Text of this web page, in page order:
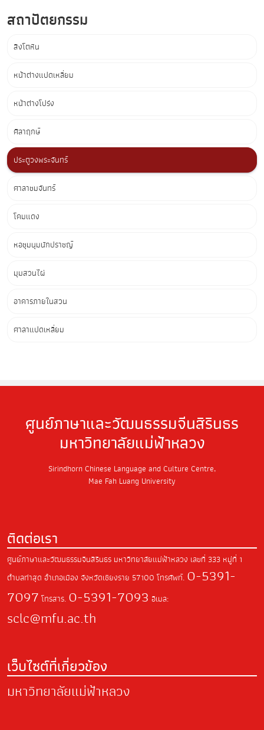
สถาปัตยกรรม
สิงโตหิน
หน้าต่างแปดเหลี่ยม
หน้าต่างโปร่ง
ศิลาฤกษ์
ประตูวงพระจันทร์
ศาลาชมจันทร์
โคมแดง
หอชุมนุมนักปราชญ์
มุมสวนไผ่
อาคารภายในสวน
ศาลาแปดเหลี่ยม
ศูนย์ภาษาและวัฒนธรรมจีนสิรินธร
มหาวิทยาลัยแม่ฟ้าหลวง
Sirindhorn Chinese Language and Culture Centre,
Mae Fah Luang University
ติดต่อเรา
ศูนย์ภาษาและวัฒนธรรมจีนสิรินธร มหาวิทยาลัยแม่ฟ้าหลวง เลขที่ 333 หมู่ที่ 1
ตำบลท่าสุด อำเภอเมือง จังหวัดเชียงราย 57100 โทรศัพท์. 0-5391-
7097 โทรสาร. 0-5391-7093 อีเมล:
sclc@mfu.ac.th
เว็บไซต์ที่เกี่ยวข้อง
มหาวิทยาลัยแม่ฟ้าหลวง